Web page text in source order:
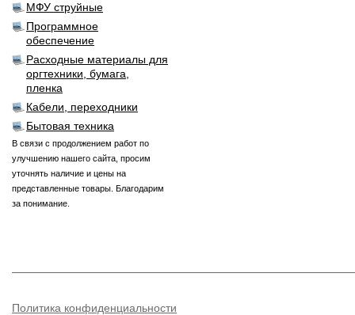
МФУ струйные
Программное
обеспечение
Расходные материалы для
оргтехники, бумага,
пленка
Кабели, переходники
Бытовая техника
В связи с продолжением работ по
улучшению нашего сайта, просим
уточнять наличие и цены на
представленные товары. Благодарим
за понимание.
Политика конфиденциальности